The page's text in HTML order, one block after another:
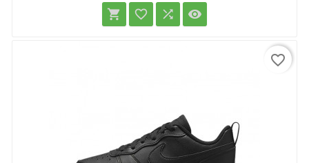
   
favorite_border